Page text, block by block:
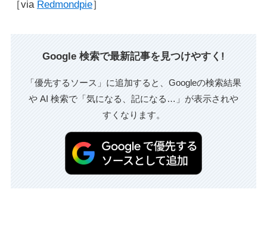
［via Redmondpie］
Google 検索で最新記事を見つけやすく!
「優先するソース」に追加すると、Googleの検索結果
や AI 検索で「気になる、記になる…」が表示されや
すくなります。